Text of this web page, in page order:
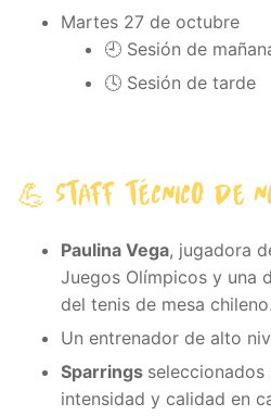
Martes 27 de octubre
🕘 Sesión de
🕓 Sesión de tarde
💪 STAFF TÉCNICO DE
Paulina Vega, jugadora
Juegos Olímpicos y una
del tenis de mesa chileno.
Un entrenador de alto
Sparrings
intensidad y calidad en